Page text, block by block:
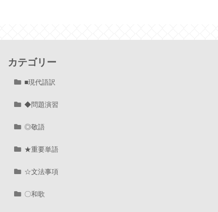
カテゴリー
■現代語訳
◆問題演習
◎敬語
★重要単語
☆文法事項
〇和歌